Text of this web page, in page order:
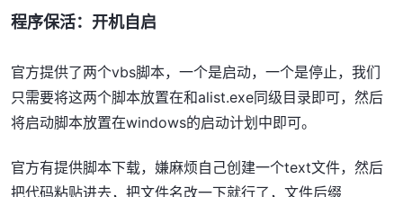
程序保活：开机自启
官方提供了两个vbs脚本，一个是启动，一个是停止，我们
只需要将这两个脚本放置在和alist.exe同级目录即可，然后
将启动脚本放置在windows的启动计划中即可。
官方有提供脚本下载，嫌麻烦自己创建一个text文件，然后
把代码粘贴进去，把文件名改一下就行了，文件后缀